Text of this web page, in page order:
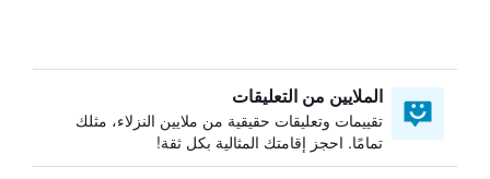
الملايين من التعليقات
تقييمات وتعليقات حقيقية من ملايين النزلاء، مثلك
تمامًا. احجز إقامتك المثالية بكل ثقة!